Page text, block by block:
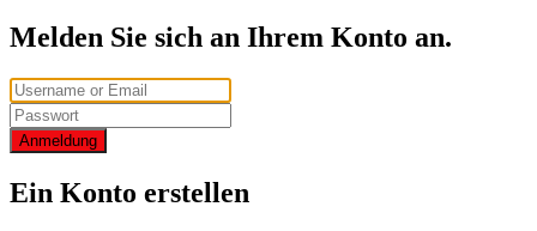
Melden Sie sich an Ihrem Konto an.
Anmeldung
Ein Konto erstellen